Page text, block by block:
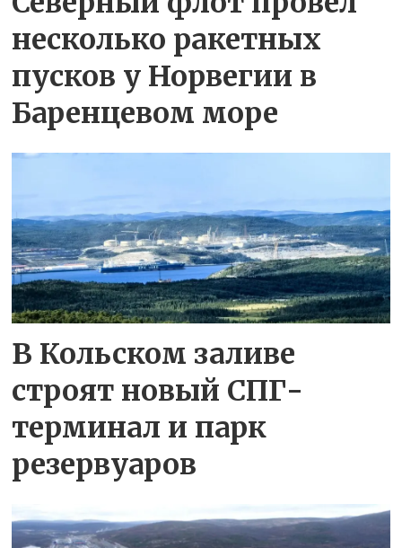
несколько ракетных
пусков у Норвегии в
Баренцевом море
В Кольском заливе
строят новый СПГ-
терминал и парк
резервуаров